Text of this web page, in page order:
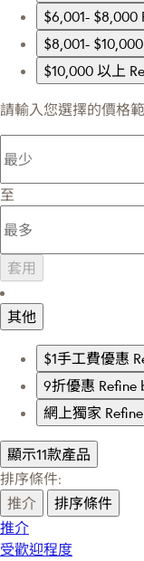
$6,001- $8,000
$8,001- $10,000
$10,000 以上
請輸入您選擇的價格
至
套用
其他
$1手工費優惠
9折優惠 Refine
網上獨家
顯示11款產品
排序條件:
推介
排序條件
推介
受歡迎程度